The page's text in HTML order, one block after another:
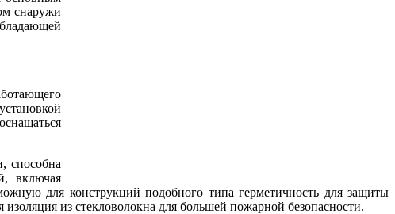
снаружи
способна
включая
для конструкций подобного типа герметичность для защиты
из стекловолокна для большей пожарной безопасности.